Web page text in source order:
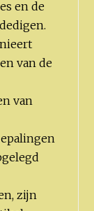
en de
van de
van
zijn